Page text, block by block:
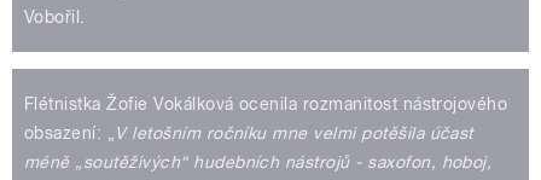
Vobořil.
Flétnistka Žofie Vokálková ocenila rozmanitost nástrojového
obsazení: „
V letošním ročníku mne velmi potěšila účast
méně „soutěživých“ hudebních nástrojů - saxofon, hoboj,